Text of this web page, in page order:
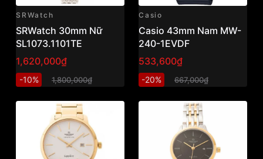
SRWatch
SRWatch 30mm Nữ
SL1073.1101TE
1,620,000₫
-10% 1,800,000₫
Casio
Casio 43mm Nam MW-
240-1EVDF
533,600₫
-20% 667,000₫